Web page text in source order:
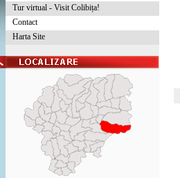
Tur virtual - Visit Colibița!
Contact
Harta Site